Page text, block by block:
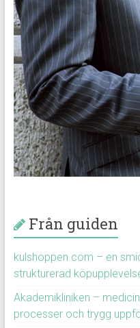
Från guiden
kulshoppen.com – en
strukturerad
Akademikliniken –
processer och trygg